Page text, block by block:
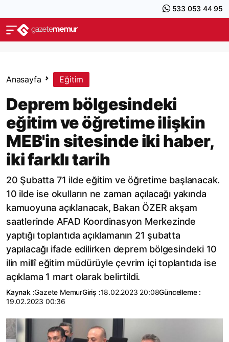
533 053 44 95
Anasayfa Eğitim
Deprem bölgesindeki
eğitim ve öğretime ilişkin
MEB'in sitesinde iki haber,
iki farklı tarih
20 Şubatta 71 ilde eğitim ve öğretime başlanacak.
10 ilde ise okulların ne zaman açılacağı yakında
kamuoyuna açıklanacak, Bakan ÖZER akşam
saatlerinde AFAD Koordinasyon Merkezinde
yaptığı toplantıda açıklamanın 21 şubatta
yapılacağı ifade edilirken deprem bölgesindeki 10
ilin millî eğitim müdürüyle çevrim içi toplantıda ise
açıklama 1 mart olarak belirtildi.
Kaynak :Gazete MemurGiriş :18.02.2023 20:08Güncelleme :
19.02.2023 00:36